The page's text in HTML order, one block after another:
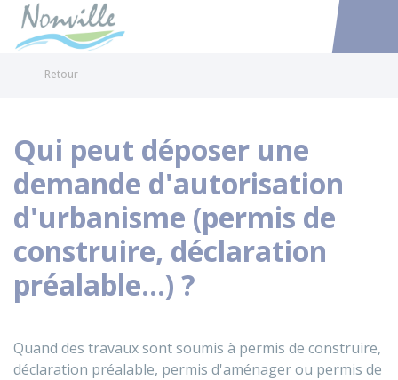
Accéder
Retour
Qui peut déposer une
demande d'autorisation
d'urbanisme (permis de
construire, déclaration
préalable...) ?
Quand des travaux sont soumis à permis de construire,
déclaration préalable, permis d'aménager ou permis de